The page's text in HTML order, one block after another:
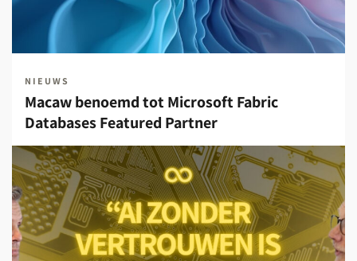
NIEUWS
Macaw benoemd tot Microsoft Fabric
Databases Featured Partner